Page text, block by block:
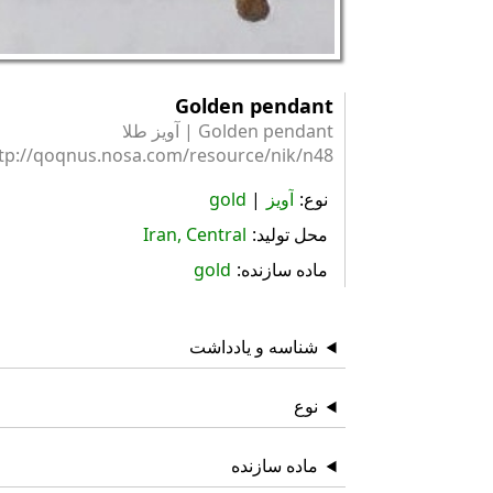
Golden pendant
Golden pendant | آویز طلا
qoqnus.nosa.com/resource/nik/n48
نوع آویز
gold
محل تولید Iran, Central
ماده سازنده gold
شناسه و یادداشت
نوع
ماده سازنده